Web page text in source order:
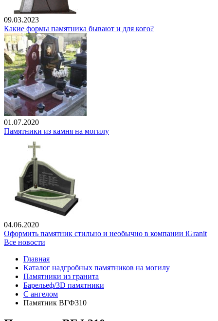
09.03.2023
Какие формы памятника бывают и для кого?
01.07.2020
Памятники из камня на могилу
04.06.2020
Оформить памятник стильно и необычно в компании iGranit
Все новости
Главная
Каталог надгробных памятников на могилу
Памятники из гранита
Барельеф/3D памятники
С ангелом
Памятник ВГФ310